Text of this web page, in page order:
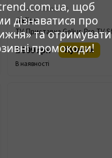
щоб
дізнаватися про
та отримувати
промокоди!
Артикул: П0000024879
Gelius
2 999 грн Купити
В наявності